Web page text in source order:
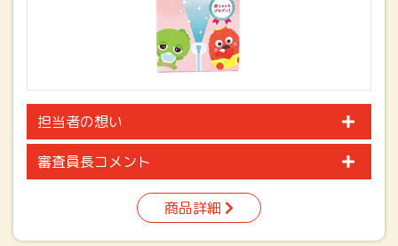
担当者の想い
審査員長コメント
商品詳細